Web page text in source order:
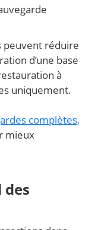
peuvent réduire
d’une base
à
uniquement.
complètes,
mieux